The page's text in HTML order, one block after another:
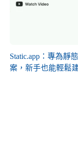
Static.app：專為靜
案，新手也能輕鬆